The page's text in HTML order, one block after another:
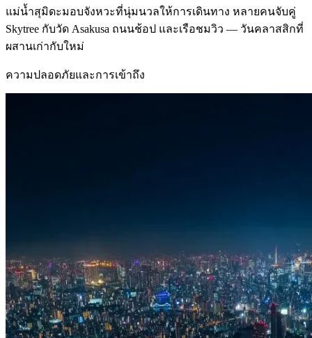
แม่น้ำสุมิดะมอบจังหวะที่นุ่มนวลให้การเดินทาง หลายคนจับคู่
Skytree กับวัด Asakusa ถนนช้อป และเรือชมวิว — วันคลาสสิกที่
ผสานเก่ากับใหม่
ความปลอดภัยและการเข้าถึง